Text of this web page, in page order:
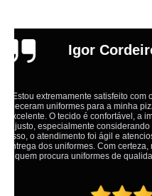
Emília
Ótimo atendimento,todos muito
cliente em primeiro lugar.
aqui na 4M tudo é resolvido